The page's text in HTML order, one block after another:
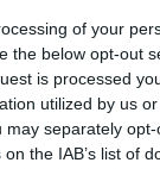
of your
the below opt-out
is processed
utilized by us
may separately
the IAB’s list of
τους.